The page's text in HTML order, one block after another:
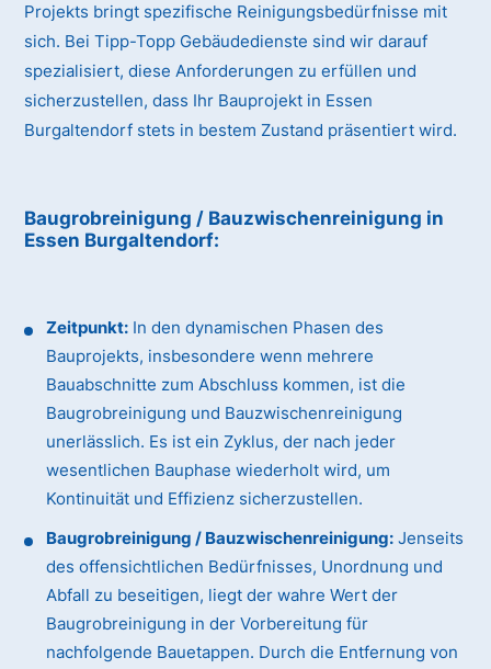
Projekts bringt spezifische Reinigungsbedürfnisse mit
sich. Bei Tipp-Topp Gebäudedienste sind wir darauf
spezialisiert, diese Anforderungen zu erfüllen und
sicherzustellen, dass Ihr Bauprojekt in Essen
Burgaltendorf stets in bestem Zustand präsentiert wird.
Baugrobreinigung / Bauzwischenreinigung in
Essen Burgaltendorf:
Zeitpunkt: In den dynamischen Phasen des
Bauprojekts, insbesondere wenn mehrere
Bauabschnitte zum Abschluss kommen, ist die
Baugrobreinigung und Bauzwischenreinigung
unerlässlich. Es ist ein Zyklus, der nach jeder
wesentlichen Bauphase wiederholt wird, um
Kontinuität und Effizienz sicherzustellen.
Baugrobreinigung / Bauzwischenreinigung: Jenseits
des offensichtlichen Bedürfnisses, Unordnung und
Abfall zu beseitigen, liegt der wahre Wert der
Baugrobreinigung in der Vorbereitung für
nachfolgende Bauetappen. Durch die Entfernung von